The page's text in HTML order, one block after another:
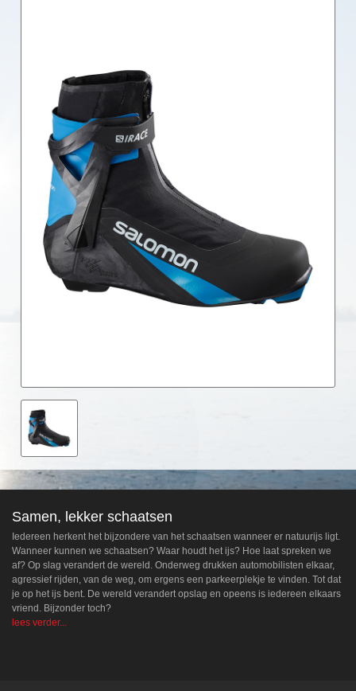
Samen, lekker schaatsen
Iedereen herkent het bijzondere van het schaatsen wanneer er natuurijs ligt.
Wanneer kunnen we schaatsen? Waar houdt het ijs? Hoe laat spreken we
af? Op slag verandert de wereld. Onderweg drukken automobilisten elkaar,
agressief rijden, van de weg, om ergens een parkeerplekje te vinden. Tot dat
je op het ijs bent. De wereld verandert opslag en opeens is iedereen elkaars
vriend. Bijzonder toch?
lees verder...